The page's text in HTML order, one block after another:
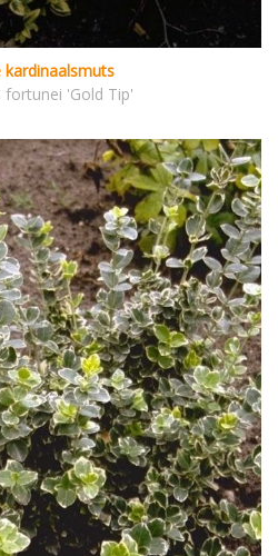
kardinaalsmuts
fortunei 'Gold Tip'